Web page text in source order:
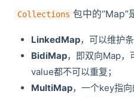
Collections 包中的“Map”
LinkedMap，可以维护
BidiMap，即双向Map
value都不可以重复；
MultiMap，一个key指